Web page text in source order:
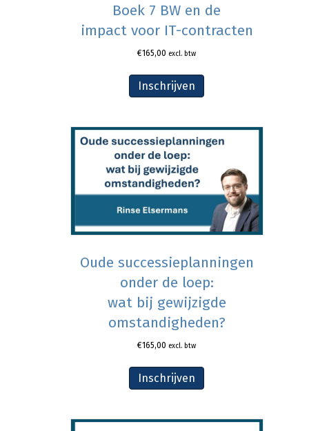
Boek 7 BW en de
impact voor IT-contracten
€165,00 excl. btw
Inschrijven
Oude successieplanningen
onder de loep:
wat bij gewijzigde
omstandigheden?
€165,00 excl. btw
Inschrijven